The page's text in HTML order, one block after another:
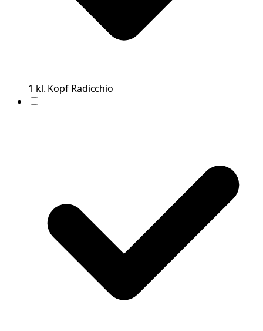
1 kl. Kopf Radicchio